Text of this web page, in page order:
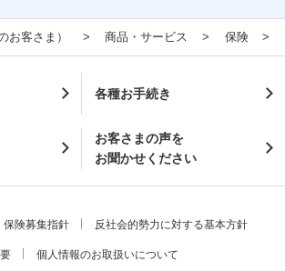
お客さま） 商品・サービス 保険
各種お手続き
お客さまの声を
お聞かせください
保険募集指針 反社会的勢力に対する基本方針
個人情報のお取扱いについて